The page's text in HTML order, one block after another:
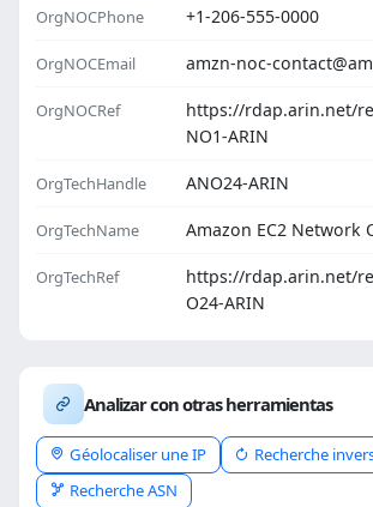
OrgNOCPhone +1-206-555-0000
OrgNOCEmail amzn-noc-
OrgNOCRef
https://rdap.arin.net/
NO1-ARIN
OrgTechHandle ANO24-ARIN
OrgTechName Amazon EC2 Network
OrgTechRef
https://rdap.arin.net/
O24-ARIN
Analizar con otras herramientas
Géolocaliser une IP
Recherche
Recherche ASN